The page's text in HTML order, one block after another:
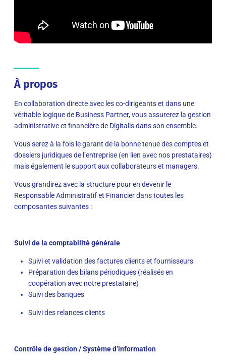
À propos
En collaboration directe avec les co-dirigeants et dans une
véritable logique de Business Partner, vous assurerez la gestion
administrative et financière de Digitalis dans son ensemble.
Vous serez à la fois le garant de la bonne tenue des comptes et
dossiers juridiques de l’entreprise (en lien avec nos prestataires)
mais également le support aux collaborateurs et managers.
Vous grandirez avec la structure pour en devenir le
Responsable Administratif et Financier dans toutes les
composantes suivantes :
Suivi de la comptabilité générale
Suivi et validation des factures clients et fournisseurs
Préparation des bilans périodiques (réalisés en
coopération avec notre prestataire)
Suivi des banques
Suivi des relances clients
Contrôle de gestion / Système d’information